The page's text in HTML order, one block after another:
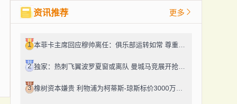
资讯推荐 更多
1
2
3